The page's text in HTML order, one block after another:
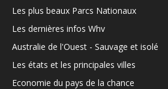
Les plus beaux Parcs Nationaux
Les dernières infos Whv
Australie de l'Ouest - Sauvage et isolé
Les états et les principales villes
Economie du pays de la chance